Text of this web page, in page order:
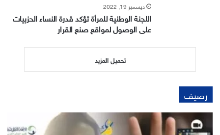
ديسمبر 19, 2022
اللجنة الوطنية للمرأة تؤكد قدرة النساء الحزبيات
على الوصول لمواقع صنع القرار
تحميل المزيد
رصيف